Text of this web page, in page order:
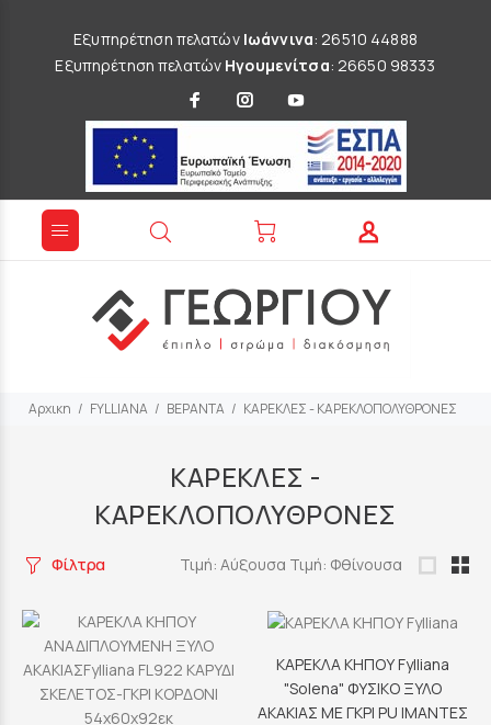
Εξυπηρέτηση πελατών Ιωάννινα: 26510 44888
Εξυπηρέτηση πελατών Ηγουμενίτσα: 26650 98333
Αρχικη FYLLIANA ΒΕΡΑΝΤΑ ΚΑΡΕΚΛΕΣ - ΚΑΡΕΚΛΟΠΟΛΥΘΡΟΝΕΣ
ΚΑΡΕΚΛΕΣ -
ΚΑΡΕΚΛΟΠΟΛΥΘΡΟΝΕΣ
Φίλτρα Τιμή: Αύξουσα Τιμή: Φθίνουσα
ΚΑΡΕΚΛΑ ΚΗΠΟΥ Fylliana
"Solena" ΦΥΣΙΚΟ ΞΥΛΟ
ΑΚΑΚΙΑΣ ΜΕ ΓΚΡΙ PU ΙΜΑΝΤΕΣ